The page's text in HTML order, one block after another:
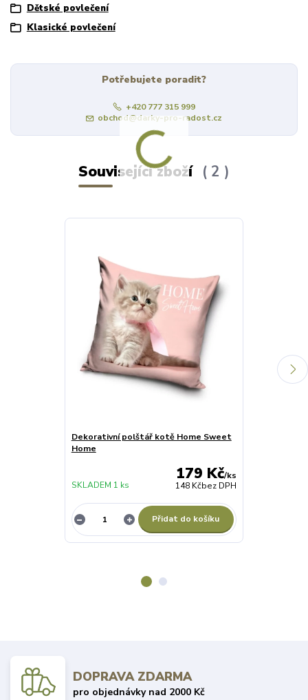
Dětské povlečení
Klasické povlečení
Potřebujete poradit?
+420 777 315 999
obchod@darky-pro-radost.cz
Související zboží 2
Dekorativní polštář kotě Home Sweet
Home
179 Kč/ks
148 Kčbez DPH
SKLADEM 1 ks
Přidat do košíku
DOPRAVA ZDARMA
pro objednávky nad 2000 Kč